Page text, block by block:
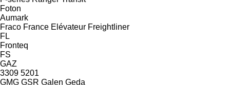
Foton
Aumark
Fraco France Elévateur Freightliner
FL
Fronteq
FS
GAZ
3309 5201
GMG GSR Galen Geda